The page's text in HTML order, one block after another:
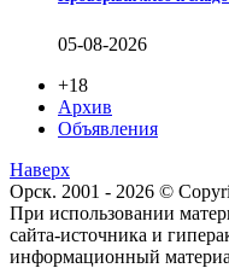
05-08-2026
+18
Архив
Объявления
Наверх
Орск. 2001 - 2026 ©
При использовании
сайта-источника и
информационный